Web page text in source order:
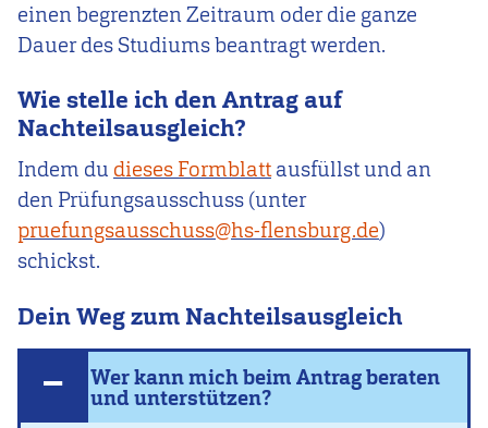
einen begrenzten Zeitraum oder die ganze
Dauer des Studiums beantragt werden.
Wie stelle ich den Antrag auf
Nachteilsausgleich?
Indem du dieses Formblattausfüllst und an
den Prüfungsausschuss (unter
pruefungsausschuss@hs-flensburg.de)
schickst.
Dein Weg zum Nachteilsausgleich
Wer kann mich beim Antrag beraten
und unterstützen?